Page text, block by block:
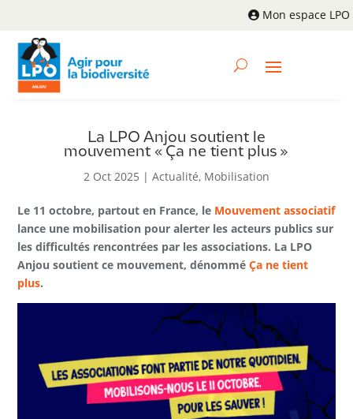
Mon espace LPO
La LPO Anjou soutient le
mouvement « Ça ne tient plus »
2 Oct 2025 | Actualité, Mobilisation
Le 11 octobre, partout en France, le Mouvement associatif
lance une mobilisation pour alerter les acteurs publics sur
les difficultés rencontrées par les associations. La LPO
Anjou soutient ce mouvement, dénomméÇa ne tient
plus.